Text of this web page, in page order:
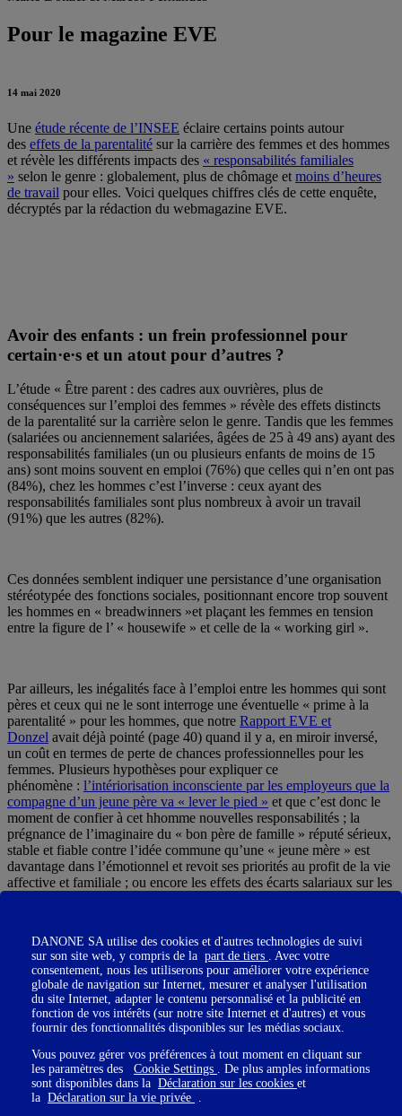
Pour le magazine EVE
14 mai 2020
Une étude récente de l’INSEE éclaire certains points autour
des effets de la parentalité sur la carrière des femmes et des hommes
et révèle les différents impacts des « responsabilités familiales
» selon le genre : globalement, plus de chômage et moins d’heures
de travail pour elles. Voici quelques chiffres clés de cette enquête,
décryptés par la rédaction du webmagazine EVE.
Avoir des enfants : un frein professionnel pour
certain·e·s et un atout pour d’autres ?
L’étude « Être parent : des cadres aux ouvrières, plus de
conséquences sur l’emploi des femmes » révèle des effets distincts
de la parentalité sur la carrière selon le genre. Tandis que les femmes
(salariées ou anciennement salariées, âgées de 25 à 49 ans) ayant des
responsabilités familiales (un ou plusieurs enfants de moins de 15
ans) sont moins souvent en emploi (76%) que celles qui n’en ont pas
(84%), chez les hommes c’est l’inverse : ceux ayant des
responsabilités familiales sont plus nombreux à avoir un travail
(91%) que les autres (82%).
Ces données semblent indiquer une persistance d’une organisation
stéréotypée des fonctions sociales, positionnant encore trop souvent
les hommes en « breadwinners »et plaçant les femmes en tension
entre la figure de l’ « housewife » et celle de la « working girl ».
Par ailleurs, les inégalités face à l’emploi entre les hommes qui sont
pères et ceux qui ne le sont interroge une éventuelle « prime à la
parentalité » pour les hommes, que notre Rapport EVE et
Donzel avait déjà pointé (page 40) quand il y a, en miroir inversé,
un coût en termes de perte de chances professionnelles pour les
femmes. Plusieurs hypothèses pour expliquer ce
phénomène : l’intériorisation inconsciente par les employeurs que la
compagne d’un jeune père va « lever le pied » et que c’est donc le
moment de confier à cet hhomme nouvelles responsabilités ; la
prégnance de l’imaginaire du « bon père de famille » réputé sérieux,
stable et fiable contre l’idée commune qu’une « jeune mère » est
davantage dans l’émotionnel et revoit ses priorités au profit de la vie
affective et familiale ; ou encore les effets des écarts salariaux sur les
Des conditions variables pour les parents
salariés selon le milieu social
DANONE SA utilise des cookies et d'autres technologies de suivi
sur son site web, y compris de la part de tiers
. Avec votre
consentement, nous les utiliserons pour améliorer votre expérience
globale de navigation sur Internet, mesurer et analyser l'utilisation
du site Internet, adapter le contenu personnalisé et la publicité en
fonction de vos intérêts (sur notre site Internet et d'autres) et vous
fournir des fonctionnalités disponibles sur les médias sociaux.
Vous pouvez gérer vos préférences à tout moment en cliquant sur
les paramètres des Cookie Settings
. De plus amples informations
sont disponibles dans la Déclaration sur les cookies et
la Déclaration sur la vie privée